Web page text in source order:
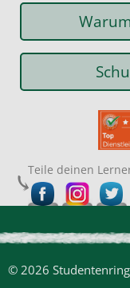
Teile deinen
© 2026 Studentenring